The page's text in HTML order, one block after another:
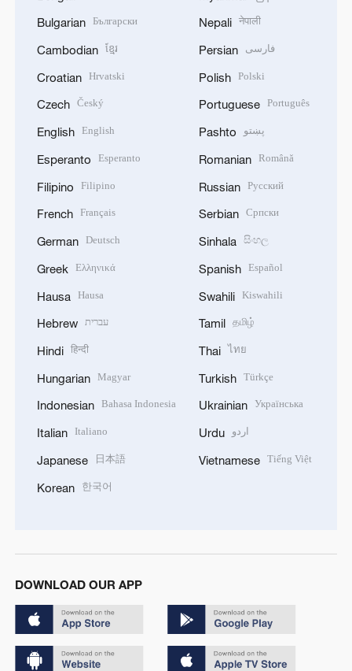
Bulgarian Български
Cambodian ខ្មែរ
Croatian Hrvatski
Czech Český
English English
Esperanto Esperanto
Filipino Filipino
French Français
German Deutsch
Greek Ελληνικά
Hausa Hausa
Hebrew עברית
Hindi हिन्दी
Hungarian Magyar
Indonesian Bahasa Indonesia
Italian Italiano
Japanese 日本語
Korean 한국어
Nepali नेपाली
Persian فارسی
Polish Polski
Portuguese Português
Pashto پښتو
Romanian Română
Russian Русский
Serbian Српски
Sinhala සිංහල
Spanish Español
Swahili Kiswahili
Tamil தமிழ்
Thai ไทย
Turkish Türkçe
Ukrainian Українська
Urdu اردو
Vietnamese Tiếng Việt
DOWNLOAD OUR APP